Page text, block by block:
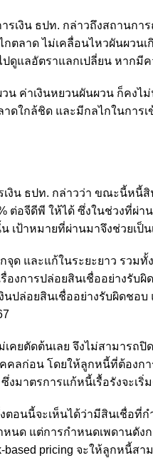
เงิน ธปท. กล่าวถึงสถานกา
ตลาด ไม่เคลื่อนไหวผันผวน
ดูแลอัตราแลกเปลี่ยน หากมีค
น ค่าเงินหยวนผันผวน ก็คงไ
ดใกล้ชิด และมีกลไกในการ
น ธปท. กล่าวว่า ขณะนี้หนี้สิ
ต่อจีดีพี ให้ได้ ซึ่งในช่วงที่ผ่า
ป้าหมายที่ผ่านมาจึงช่วยเป็
ด และแก้ในระยะยาว รวมทั้
งการปล่อยสินเชื่ออย่างรับผิ
ล่อยสินเชื่ออย่างรับผิดชอบ
คยตัดต้นเลย จึงไม่สามารถ
คลก่อน โดยให้ลูกหนี้ที่ต้องก
มาตรการแก้หนี้เรื้อรังจะเริ่ม
ตอนนี้จะเห็นได้ว่ามีสินเชื่อที่
นด แต่การกำหนดเพดานดัง
pricing จะให้ลูกหนี้สา